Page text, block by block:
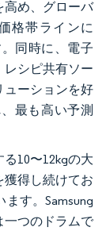
高め、グローバ
格帯ラインに
同時に、電子
レシピ共有ソー
ューションを好
最も高い予測
10〜12kgの大
得し続けてお
す。Samsung
一つのドラムで